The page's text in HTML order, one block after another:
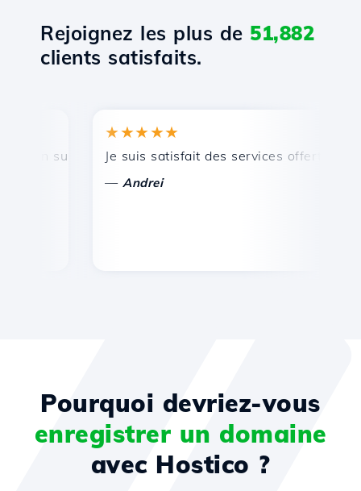
Rejoignez les plus de 51,882
clients satisfaits.
support technique rapide et efficace.
★★★★★
Je suis satisfait des services offerts par
Andrei
Pourquoi devriez-vous
enregistrer un domaine
avec Hostico ?